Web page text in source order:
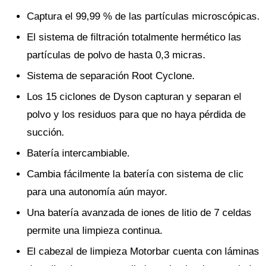
Captura el 99,99 % de las partículas microscópicas.
El sistema de filtración totalmente hermético las
partículas de polvo de hasta 0,3 micras.
Sistema de separación Root Cyclone.
Los 15 ciclones de Dyson capturan y separan el
polvo y los residuos para que no haya pérdida de
succión.
Batería intercambiable.
Cambia fácilmente la batería con sistema de clic
para una autonomía aún mayor.
Una batería avanzada de iones de litio de 7 celdas
permite una limpieza continua.
El cabezal de limpieza Motorbar cuenta con láminas